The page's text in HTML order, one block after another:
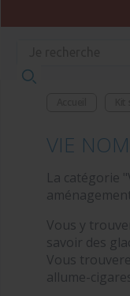
VIE
La catégorie
Vous y
savoir des
Vous
allume-